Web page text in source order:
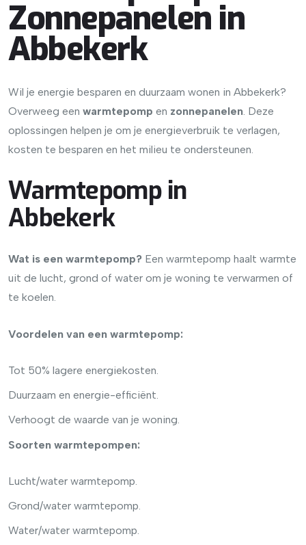
Zonnepanelen in
Abbekerk
Wil je energie besparen en duurzaam wonen in Abbekerk?
Overweeg een warmtepomp en zonnepanelen. Deze
oplossingen helpen je om je energieverbruik te verlagen,
kosten te besparen en het milieu te ondersteunen.
Warmtepomp in
Abbekerk
Wat is een warmtepomp? Een warmtepomp haalt warmte
uit de lucht, grond of water om je woning te verwarmen of
te koelen.
Voordelen van een warmtepomp:
Tot 50% lagere energiekosten.
Duurzaam en energie-efficiënt.
Verhoogt de waarde van je woning.
Soorten warmtepompen:
Lucht/water warmtepomp.
Grond/water warmtepomp.
Water/water warmtepomp.